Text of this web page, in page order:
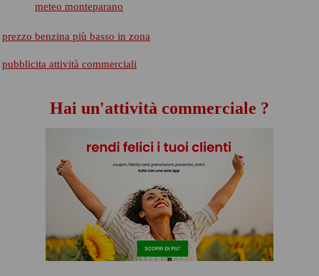
meteo monteparano
prezzo benzina più basso in zona
pubblicita attività commerciali
Hai un'attività commerciale ?